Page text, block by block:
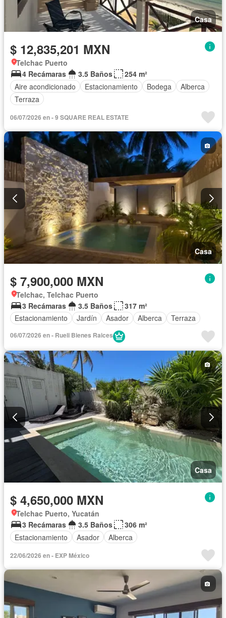
Casa
$ 12,835,201 MXN
Telchac Puerto
4 Recámaras
3.5 Baños
254 m²
Aire acondicionado
Estacionamiento Bodega
Alberca
Terraza
06/07/2026 en - 9 SQUARE REAL ESTATE
Casa
$ 7,900,000 MXN
Telchac, Telchac Puerto
3 Recámaras
3.5 Baños
317 m²
Estacionamiento
Jardín Asador Alberca Terraza
06/07/2026 en - Rueli Bienes Raices
Casa
$ 4,650,000 MXN
Telchac Puerto, Yucatán
3 Recámaras
3.5 Baños
306 m²
Estacionamiento
Asador Alberca
22/06/2026 en - EXP México